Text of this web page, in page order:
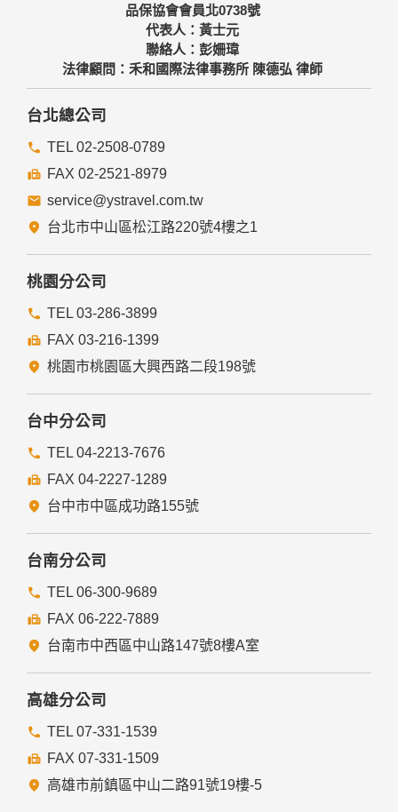
品保協會會員北0738號
代表人：黃士元
聯絡人：彭姍瑋
法律顧問：禾和國際法律事務所 陳德弘 律師
台北總公司
TEL 02-2508-0789
FAX 02-2521-8979
service@ystravel.com.tw
台北市中山區松江路220號4樓之1
桃園分公司
TEL 03-286-3899
FAX 03-216-1399
桃園市桃園區大興西路二段198號
台中分公司
TEL 04-2213-7676
FAX 04-2227-1289
台中市中區成功路155號
台南分公司
TEL 06-300-9689
FAX 06-222-7889
台南市中西區中山路147號8樓A室
高雄分公司
TEL 07-331-1539
FAX 07-331-1509
高雄市前鎮區中山二路91號19樓-5